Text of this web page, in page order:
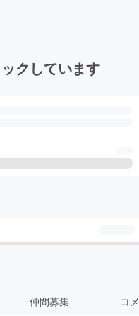
クしています
仲間募集 コ